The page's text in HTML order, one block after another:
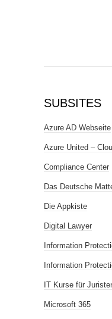
SUBSITES
Azure AD Webseite
Azure United –
Compliance Center
Das Deutsche
Die Appkiste
Digital Lawyer
Information
Information
IT Kurse für
Microsoft 365